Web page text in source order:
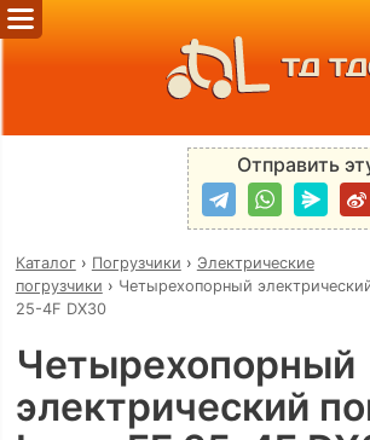
ТД
Отправить
Каталог› Погрузчики › Электрические
погрузчики › Четырехопорный
25-4F DX30
Четырехопорный
электрический